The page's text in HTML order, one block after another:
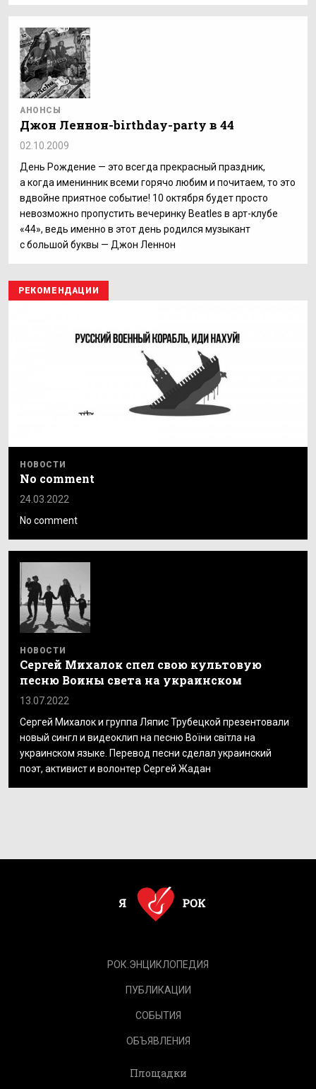
АНОНСЫ
Джон Леннон-birthday-party в 44
02.10.2009
День Рождение — это всегда прекрасный праздник,
а когда именинник всеми горячо любим и почитаем, то это
вдвойне приятное событие! 10 октября будет просто
невозможно пропустить вечеринку Beatles в арт-клубе
«44», ведь именно в этот день родился музыкант
с большой буквы — Джон Леннон
РЕКОМЕНДАЦИИ
НОВОСТИ
No comment
24.03.2022
No comment
НОВОСТИ
Сергей Михалок спел свою культовую
песню Воины света на украинском
13.07.2022
Сергей Михалок и группа Ляпис Трубецкой презентовали
новый сингл и видеоклип на песню Воїни світла на
украинском языке. Перевод песни сделал украинский
поэт, активист и волонтер Сергей Жадан
РОК.ЭНЦИКЛОПЕДИЯ
ПУБЛИКАЦИИ
СОБЫТИЯ
ОБЪЯВЛЕНИЯ
Площадки